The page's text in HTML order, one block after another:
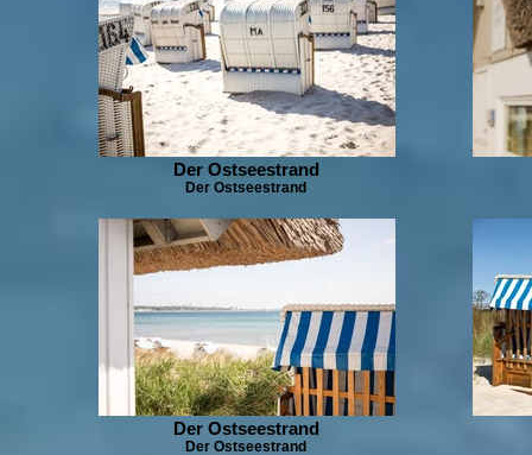
Der Ostseestrand
Der Ostseestrand
Der Ostseestrand
Der Ostseestrand